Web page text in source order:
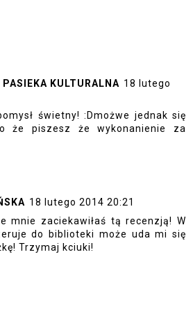
KULTURALNA 18 lutego
świetny! :Dmożwe jednak się
że piszesz że wykonanienie za
18 lutego 2014 20:21
mnie zaciekawiłaś tą recenzją! W
do biblioteki może uda mi się
Trzymaj kciuki!